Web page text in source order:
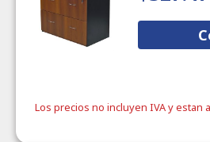
Los precios no incluyen IVA y estan